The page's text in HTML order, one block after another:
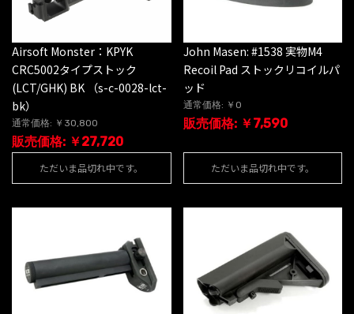
Airsoft Monster：KPYK
CRC5002タイプストック
(LCT/GHK) BK （s-c-0028-lct-
bk）
通常価格: ￥30,800
販売価格: ￥27,720
ただいま品切れ中です。
John Masen: #1538 実物M4
Recoil Pad ストックリコイルパ
ッド
通常価格: ￥0
販売価格: ￥7,590
ただいま品切れ中です。